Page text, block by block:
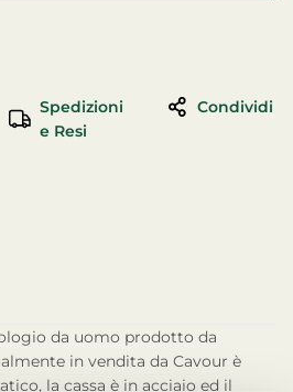
Spedizioni
e Resi
Condividi
in vendita da Cavour è
la cassa è in acciaio ed il